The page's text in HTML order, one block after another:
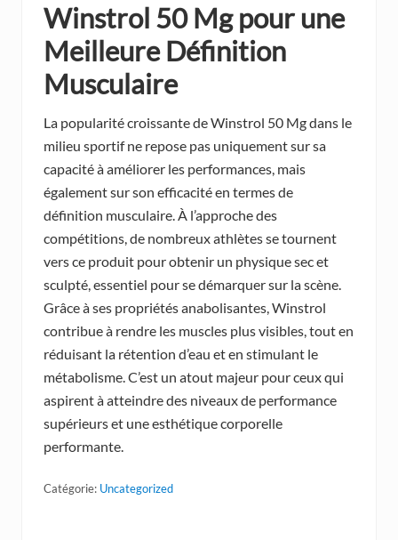
Winstrol 50 Mg pour une
Meilleure Définition
Musculaire
La popularité croissante de Winstrol 50 Mg dans le
milieu sportif ne repose pas uniquement sur sa
capacité à améliorer les performances, mais
également sur son efficacité en termes de
définition musculaire. À l’approche des
compétitions, de nombreux athlètes se tournent
vers ce produit pour obtenir un physique sec et
sculpté, essentiel pour se démarquer sur la scène.
Grâce à ses propriétés anabolisantes, Winstrol
contribue à rendre les muscles plus visibles, tout en
réduisant la rétention d’eau et en stimulant le
métabolisme. C’est un atout majeur pour ceux qui
aspirent à atteindre des niveaux de performance
supérieurs et une esthétique corporelle
performante.
Catégorie: Uncategorized